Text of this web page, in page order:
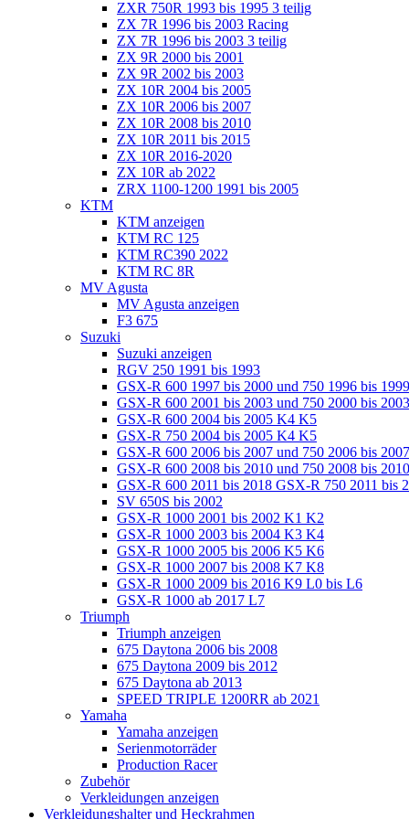
ZXR 750R 1993 bis 1995 3 teilig
ZX 7R 1996 bis 2003 Racing
ZX 7R 1996 bis 2003 3 teilig
ZX 9R 2000 bis 2001
ZX 9R 2002 bis 2003
ZX 10R 2004 bis 2005
ZX 10R 2006 bis 2007
ZX 10R 2008 bis 2010
ZX 10R 2011 bis 2015
ZX 10R 2016-2020
ZX 10R ab 2022
ZRX 1100-1200 1991 bis 2005
KTM
KTM anzeigen
KTM RC 125
KTM RC390 2022
KTM RC 8R
MV Agusta
MV Agusta anzeigen
F3 675
Suzuki
Suzuki anzeigen
RGV 250 1991 bis 1993
GSX-R 600 1997 bis 2000 und 750 1996 bis 1999
GSX-R 600 2001 bis 2003 und 750 2000 bis
GSX-R 600 2004 bis 2005 K4 K5
GSX-R 750 2004 bis 2005 K4 K5
GSX-R 600 2006 bis 2007 und 750 2006 bis
GSX-R 600 2008 bis 2010 und 750 2008 bis
GSX-R 600 2011 bis 2018 GSX-R 750 2011 bis
SV 650S bis 2002
GSX-R 1000 2001 bis 2002 K1 K2
GSX-R 1000 2003 bis 2004 K3 K4
GSX-R 1000 2005 bis 2006 K5 K6
GSX-R 1000 2007 bis 2008 K7 K8
GSX-R 1000 2009 bis 2016 K9 L0 bis L6
GSX-R 1000 ab 2017 L7
Triumph
Triumph anzeigen
675 Daytona 2006 bis 2008
675 Daytona 2009 bis 2012
675 Daytona ab 2013
SPEED TRIPLE 1200RR ab 2021
Yamaha
Yamaha anzeigen
Serienmotorräder
Production Racer
Zubehör
Verkleidungen anzeigen
Verkleidungshalter und Heckrahmen